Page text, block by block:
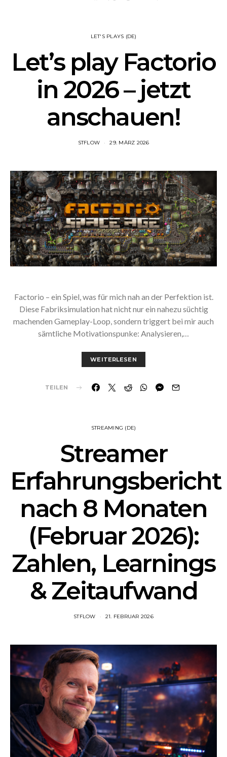
LET'S PLAYS (DE)
Let’s play Factorio
in 2026 – jetzt
anschauen!
STFLOW 29. MÄRZ 2026
Factorio – ein Spiel, was für mich nah an der Perfektion ist.
Diese Fabriksimulation hat nicht nur ein nahezu süchtig
machenden Gameplay-Loop, sondern triggert bei mir auch
sämtliche Motivationspunke: Analysieren,…
WEITERLESEN
TEILEN
STREAMING (DE)
Streamer
Erfahrungsbericht
nach 8 Monaten
(Februar 2026):
Zahlen, Learnings
& Zeitaufwand
STFLOW 21. FEBRUAR 2026